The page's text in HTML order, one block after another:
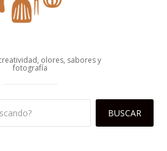
olores, sabores y
fotografía